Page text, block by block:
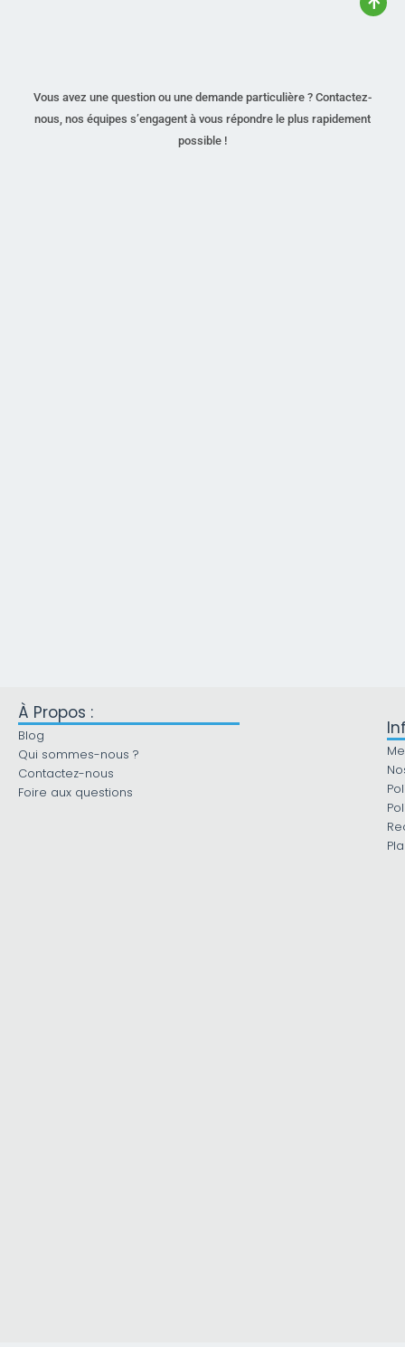
Vous avez une question ou une demande particulière ? Contactez-
nous, nos équipes s’engagent à vous répondre le plus rapidement
possible !
À Propos :
Blog
Qui sommes-nous ?
Contactez-nous
Foire aux questions